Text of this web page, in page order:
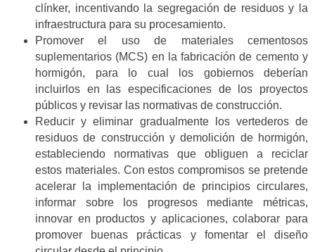
clínker, incentivando la segregación de residuos y la
infraestructura para su procesamiento.
Promover el uso de materiales cementosos
suplementarios (MCS) en la fabricación de cemento y
hormigón, para lo cual los gobiernos deberían
incluirlos en las especificaciones de los proyectos
públicos y revisar las normativas de construcción.
Reducir y eliminar gradualmente los vertederos de
residuos de construcción y demolición de hormigón,
estableciendo normativas que obliguen a reciclar
estos materiales. Con estos compromisos se pretende
acelerar la implementación de principios circulares,
informar sobre los progresos mediante métricas,
innovar en productos y aplicaciones, colaborar para
promover buenas prácticas y fomentar el diseño